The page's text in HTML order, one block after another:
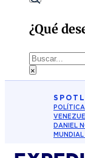
¿Qué
Buscar
×
POLÍTICA
DANIEL